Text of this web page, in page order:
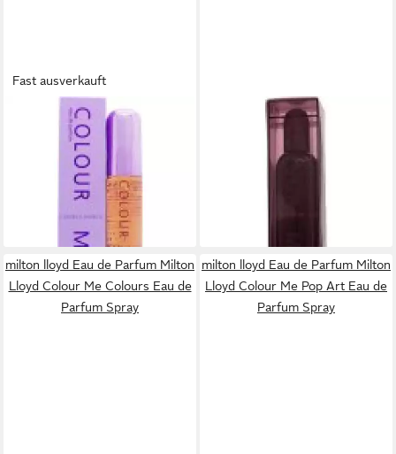
Fast ausverkauft
MILTON LLOYD
Eau de Parfum Milton Lloyd
Colour Me Violet Eau de
Parfum Spray
lieferbar in 2 Wochen
MILTON LLOYD
Körperpflegeduft Milton Lloyd
Colour Me Dark Red Eau de
(242,60 €/ 1 l)
milton lloyd Eau de Parfum Milton
Lloyd Colour Me Colours Eau de
Parfum Spray
milton lloyd Eau de Parfum Milton
Lloyd Colour Me Pop Art Eau de
Parfum Spray